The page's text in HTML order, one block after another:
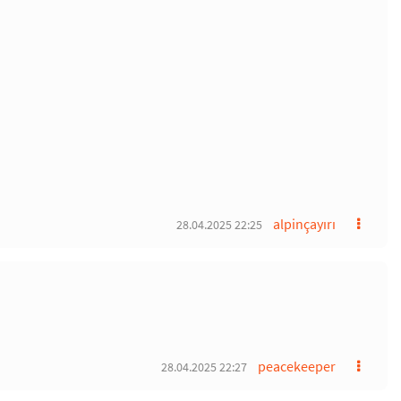
alpinçayırı
28.04.2025 22:25
peacekeeper
28.04.2025 22:27